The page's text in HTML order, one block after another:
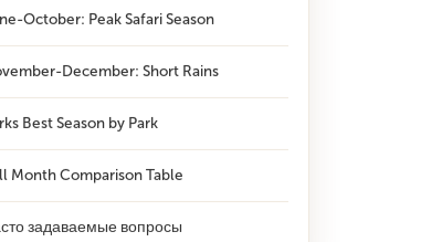
October: Peak Safari Season
December: Short Rains
Best Season by Park
Month Comparison Table
задаваемые вопросы